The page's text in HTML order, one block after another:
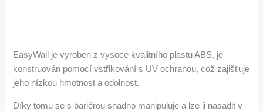
EasyWall je vyroben z vysoce kvalitního plastu ABS, je
konstruován pomocí vstřikování s UV ochranou, což zajišťuje
jeho nízkou hmotnost a odolnost.
Díky tomu se s bariérou snadno manipuluje a lze ji nasadit v